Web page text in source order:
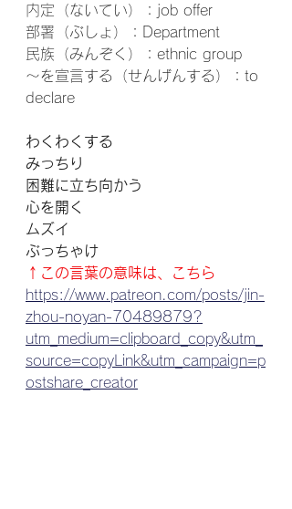
内定（ないてい）：job offer
部署（ぶしょ）：Department
民族（みんぞく）：ethnic group
～を宣言する（せんげんする）：to
declare
わくわくする
みっちり
困難に立ち向かう
心を開く
ムズイ
ぶっちゃけ
↑この言葉の意味は、こちら
https://www.patreon.com/posts/jin-
zhou-noyan-70489879?
utm_medium=clipboard_copy&utm_
source=copyLink&utm_campaign=p
ostshare_creator